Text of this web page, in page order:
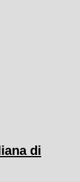
di